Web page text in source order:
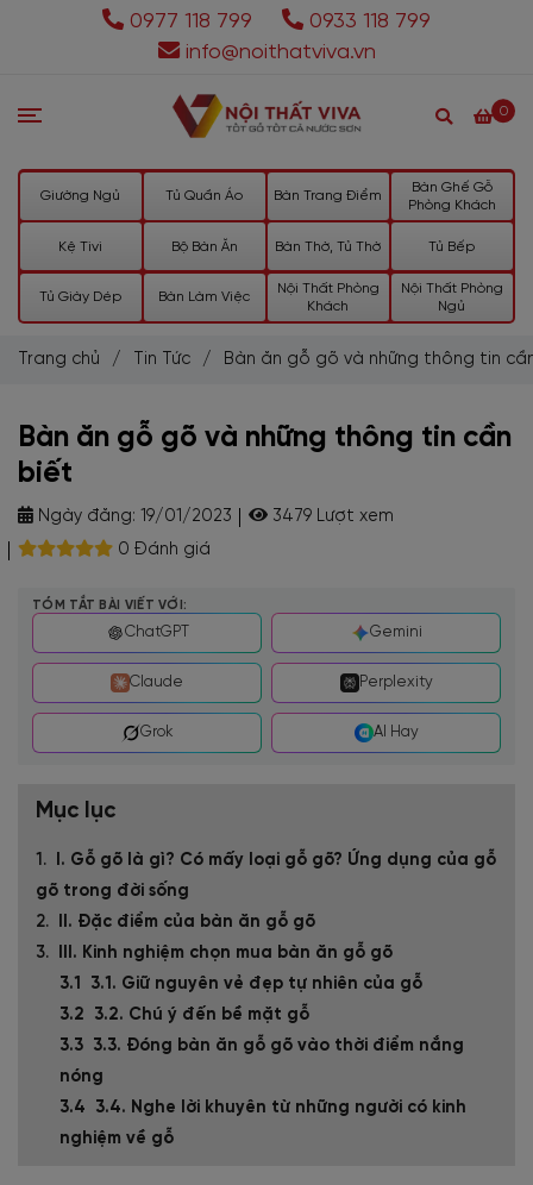
0977 118 799
0933 118 799
info@noithatviva.vn
0
Giường Ngủ Tủ Quần Áo Bàn Trang Điểm
Bàn Ghế Gỗ
Phòng Khách
Kệ Tivi Bộ Bàn Ăn Bàn Thờ, Tủ Thờ Tủ Bếp
Tủ Giày Dép Bàn Làm Việc
Nội Thất Phòng
Khách
Nội Thất Phòng
Ngủ
Trang chủ / Tin Tức / Bàn ăn gỗ gõ và những thông tin
Bàn ăn gỗ gõ và những thông tin cần
biết
Ngày đăng: 19/01/2023
3479 Lượt xem
0 Đánh giá
TÓM TẮT BÀI VIẾT VỚI:
ChatGPT Gemini
Claude Perplexity
Grok AI Hay
Mục lục
I. Gỗ gõ là gì? Có mấy loại gỗ gõ? Ứng dụng của gỗ
gõ trong đời sống
II. Đặc điểm của bàn ăn gỗ gõ
III. Kinh nghiệm chọn mua bàn ăn gỗ gõ
3.1. Giữ nguyên vẻ đẹp tự nhiên của gỗ
3.2. Chú ý đến bề mặt gỗ
3.3. Đóng bàn ăn gỗ gõ vào thời điểm nắng
nóng
3.4. Nghe lời khuyên từ những người có kinh
nghiệm về gỗ